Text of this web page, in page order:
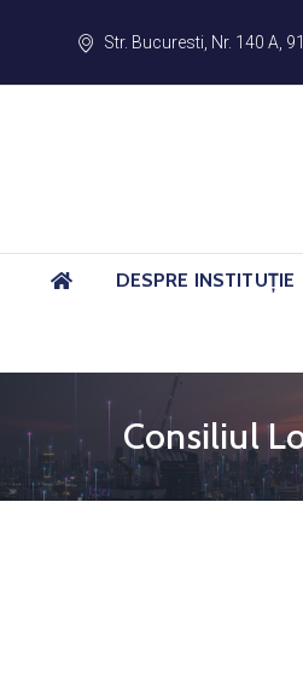
Str. Bucuresti, Nr. 140 A,
DESPRE INSTITUȚIE
Consiliul